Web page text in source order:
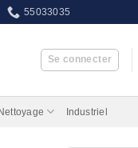
55033035
Se connecter
Industriel